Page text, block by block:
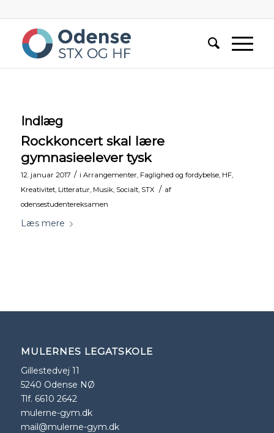
Indlæg
Rockkoncert skal lære
gymnasieelever tysk
12. januar 2017 / i Arrangementer, Faglighed og fordybelse, HF,
Kreativitet, Litteratur, Musik, Socialt, STX / af
odensestudentereksamen
Læs mere
MULERNES LEGATSKOLE
Gillestedvej 11
5240 Odense NØ
Tlf. 6610 2642
mulerne-gym.dk
mail@mulerne-gym.dk